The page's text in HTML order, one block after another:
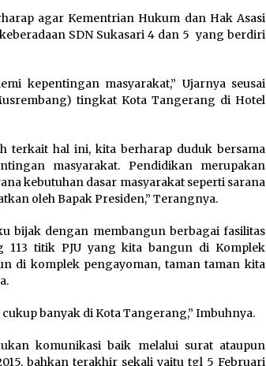
Ketenagakerjaan yang
Selaras dengan Tantangan
7 Agustus 2026
Tagihan Air Tanpa
Transisi Panjang Pengelolaan
, Perumdam TKR Didesak
Transparan
7 Agustus 2026
agar Kementrian Hukum dan Hak Asasi
SDN Sukasari 4 dan 5 yang berdiri
kepentingan masyarakat,” Ujarnya seusai
tingkat Kota Tangerang di Hotel
terkait hal ini, kita berharap duduk bersama
masyarakat. Pendidikan merupakan
kebutuhan dasar masyarakat seperti sarana
oleh Bapak Presiden,” Terangnya.
bijak dengan membangun berbagai fasilitas
113 titik PJU yang kita bangun di Komplek
di komplek pengayoman, taman taman kita
banyak di Kota Tangerang,” Imbuhnya.
komunikasi baik melalui surat ataupun
bahkan terakhir sekali yaitu tgl 5 Februari